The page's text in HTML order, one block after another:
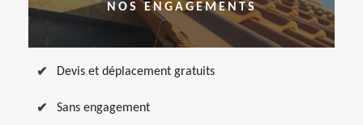
NOS ENGAGEMENTS
Devis et déplacement gratuits
Sans engagement